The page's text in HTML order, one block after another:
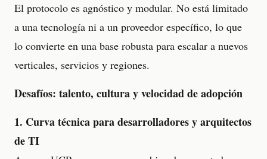
El protocolo es agnóstico y modular. No está limitado
a una tecnología ni a un proveedor específico, lo que
lo convierte en una base robusta para escalar a nuevos
verticales, servicios y regiones.
Desafíos: talento, cultura y velocidad de adopción
1. Curva técnica para desarrolladores y arquitectos
de TI